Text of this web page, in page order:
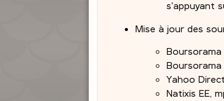
s'appuyant
Mise à jour des
Yahoo
Natixis EE,